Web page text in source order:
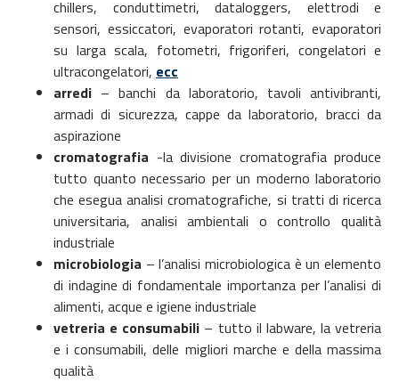
chillers, conduttimetri, dataloggers, elettrodi e
sensori, essiccatori, evaporatori rotanti, evaporatori
su larga scala, fotometri, frigoriferi, congelatori e
ultracongelatori, ecc
arredi – banchi da laboratorio, tavoli antivibranti,
armadi di sicurezza, cappe da laboratorio, bracci da
aspirazione
cromatografia -la divisione cromatografia produce
tutto quanto necessario per un moderno laboratorio
che esegua analisi cromatografiche, si tratti di ricerca
universitaria, analisi ambientali o controllo qualità
industriale
microbiologia – l’analisi microbiologica è un elemento
di indagine di fondamentale importanza per l’analisi di
alimenti, acque e igiene industriale
vetreria e consumabili – tutto il labware, la vetreria
e i consumabili, delle migliori marche e della massima
qualità